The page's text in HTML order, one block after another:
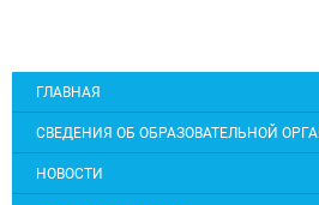
ГЛАВНАЯ
СВЕДЕНИЯ ОБ ОБРАЗОВАТЕЛЬНОЙ
НОВОСТИ